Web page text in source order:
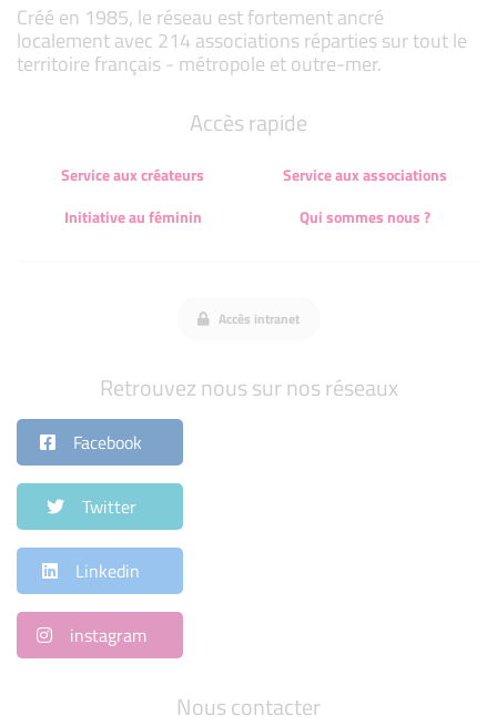
Créé en 1985, le réseau est fortement ancré
localement avec 214 associations réparties sur tout le
territoire français - métropole et outre-mer.
Nous contacter
Accès rapide
Service aux créateurs
Service aux associations
Initiative au féminin
Qui sommes nous ?
Accès intranet
Retrouvez nous sur nos réseaux
Facebook
Twitter
Linkedin
instagram